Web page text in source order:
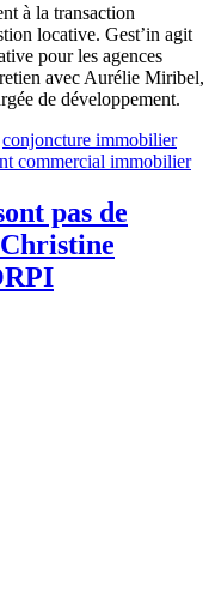
à la transaction
locative. Gest’in agit
pour les agences
avec Aurélie Miribel,
de développement.
conjoncture immobilier
commercial immobilier
pas de